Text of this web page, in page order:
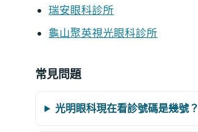
瑞安眼科診所
龜山聚英視光眼科診所
常見問題
光明眼科現在看診號碼是幾號？